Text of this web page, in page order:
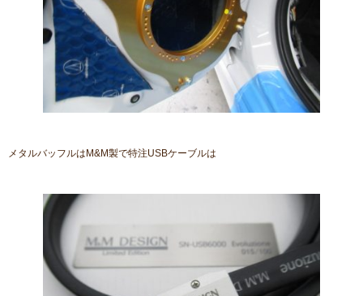
メタルバッフルはM&M製で特注USBケーブルは